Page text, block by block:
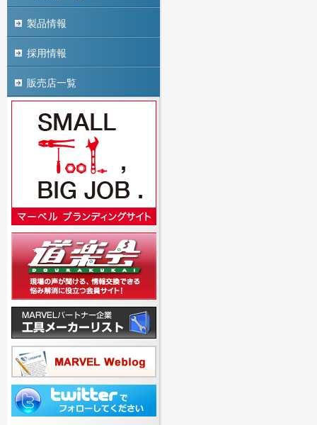
製品情報
採用情報
販売店一覧